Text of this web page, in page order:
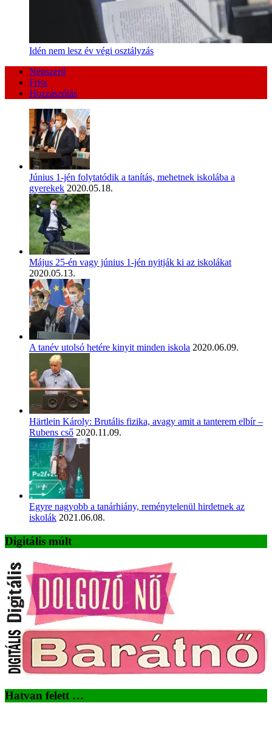
Idén nem lesz év végi osztályzás
Népszerű
Friss
Hozzászólás
Június 1-jén folytatódik a tanítás, mehetnek iskolába a
gyerekek 2020.05.18.
Május 25-én vagy június 1-jén nyitják ki az iskolákat
2020.05.13.
A tanév utolsó hetére kinyit minden iskola 2020.06.09.
Härtlein Károly: Brutális fizika, avagy amit a tanterem elbír –
Rubens cső 2020.11.09.
Egyre nagyobb a tanárhiány, reménytelenül hirdetnek az
iskolák 2021.06.08.
Digitális múlt
Hatvan felett …